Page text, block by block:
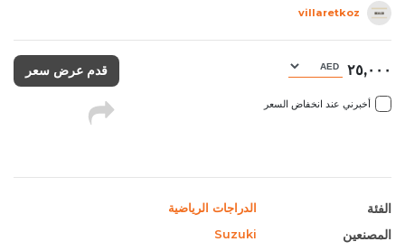
villaretkoz
٢٥,٠٠٠
أخبرني عند انخفاض السعر
قدم عرض سعر
الفئة الدراجات الرياضية
المصنعين Suzuki